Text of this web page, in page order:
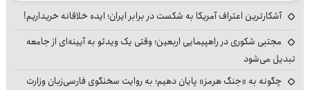
آشکارترین اعتراف آمریکا به شکست در برابر ایران؛ ایده خلاقانه خریداریم!
مجتبی شکوری در راهپیمایی اربعین؛ وقتی یک ویدئو به آیینه‌ای از جامعه
تبدیل می‌شود
چگونه به «جنگ هرمز» پایان دهیم؛ به روایت سخنگوی فارسی‌زبان وزارت